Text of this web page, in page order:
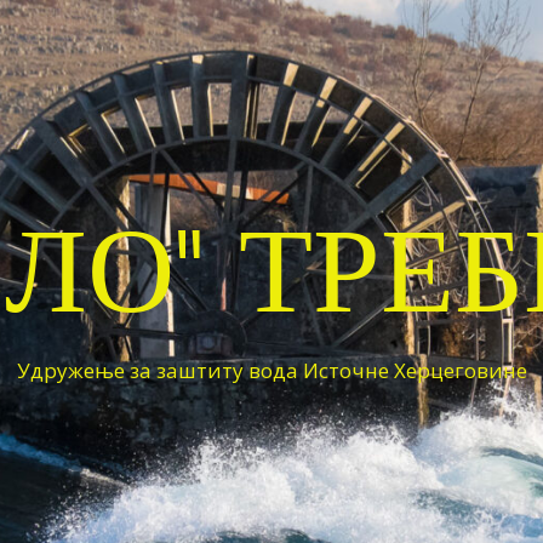
Удружење за заштиту вода Источне Херцеговине